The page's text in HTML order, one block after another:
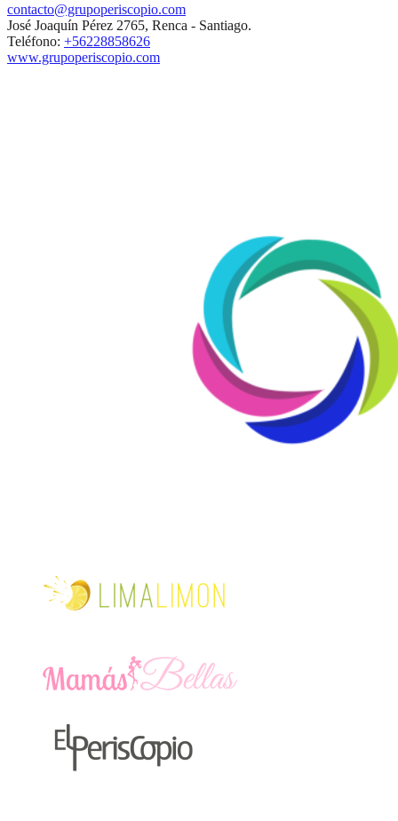
contacto@grupoperiscopio.com
José Joaquín Pérez 2765, Renca - Santiago.
Teléfono: +56228858626
www.grupoperiscopio.com